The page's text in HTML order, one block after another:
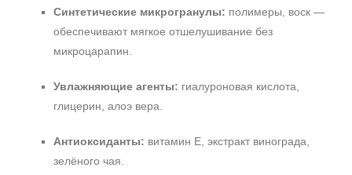
Синтетические микрогранулы: полимеры, воск —
обеспечивают мягкое отшелушивание без
микроцарапин.
Увлажняющие агенты: гиалуроновая кислота,
глицерин, алоэ вера.
Антиоксиданты: витамин Е, экстракт винограда,
зелёного чая.